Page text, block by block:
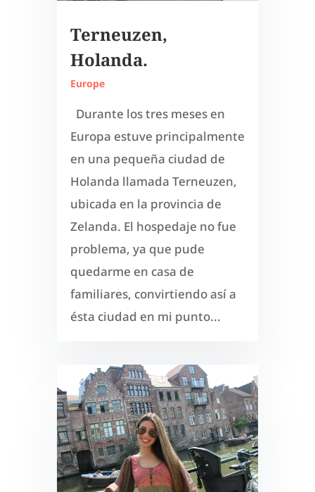
Terneuzen,
Holanda.
Europe
Durante los tres meses en
Europa estuve principalmente
en una pequeña ciudad de
Holanda llamada Terneuzen,
ubicada en la provincia de
Zelanda. El hospedaje no fue
problema, ya que pude
quedarme en casa de
familiares, convirtiendo así a
ésta ciudad en mi punto...